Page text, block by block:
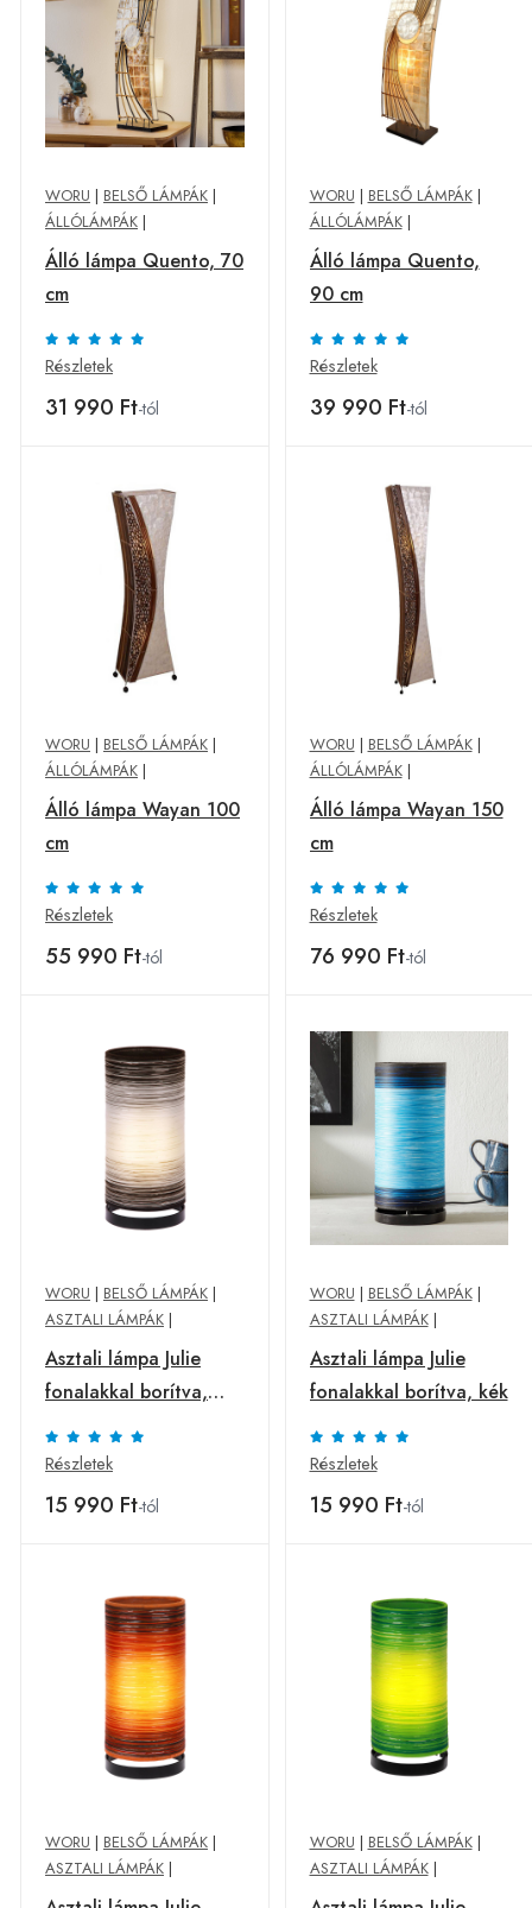
WORU | BELSŐ LÁMPÁK |
ÁLLÓLÁMPÁK |
Álló lámpa Quento, 70
cm
Részletek
31 990 Ft-tól
WORU | BELSŐ LÁMPÁK|
ÁLLÓLÁMPÁK|
Álló lámpa Quento,
90 cm
Részletek
39 990 Ft-tól
WORU | BELSŐ LÁMPÁK |
ÁLLÓLÁMPÁK |
Álló lámpa Wayan 100
cm
Részletek
55 990 Ft-tól
WORU | BELSŐ LÁMPÁK|
ÁLLÓLÁMPÁK|
Álló lámpa Wayan 150
cm
Részletek
76 990 Ft-tól
WORU | BELSŐ LÁMPÁK |
ASZTALI LÁMPÁK |
Asztali lámpa Julie
fonalakkal borítva,
fehér
Részletek
15 990 Ft-tól
WORU | BELSŐ LÁMPÁK|
ASZTALI LÁMPÁK|
Asztali lámpa Julie
fonalakkal borítva, kék
Részletek
15 990 Ft-tól
WORU | BELSŐ LÁMPÁK |
ASZTALI LÁMPÁK |
WORU | BELSŐ LÁMPÁK|
ASZTALI LÁMPÁK|